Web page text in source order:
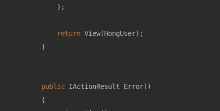
            };
return View(HongUser);
        }
public IActionResult Error( )
        {